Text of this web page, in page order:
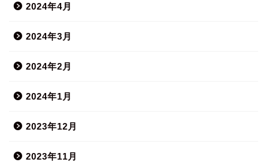
2024年4月
2024年3月
2024年2月
2024年1月
2023年12月
2023年11月